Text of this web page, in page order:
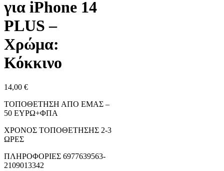
για iPhone 14
PLUS –
Χρώμα:
Κόκκινο
14,00 €
ΤΟΠΟΘΕΤΗΣΗ ΑΠΟ ΕΜΑΣ –
50 ΕΥΡΩ+ΦΠΑ
ΧΡΟΝΟΣ ΤΟΠΟΘΕΤΗΣΗΣ 2-3
ΩΡΕΣ
ΠΛΗΡΟΦΟΡΙΕΣ 6977639563-
2109013342